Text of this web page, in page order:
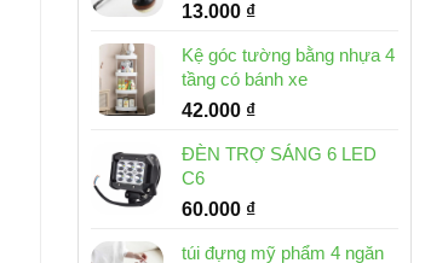
20.000 ₫.
13.000 ₫
Kệ góc tường bằng nhựa 4
tầng có bánh xe
42.000 ₫
ĐÈN TRỢ SÁNG 6 LED
C6
60.000 ₫
túi đựng mỹ phẩm 4 ngăn